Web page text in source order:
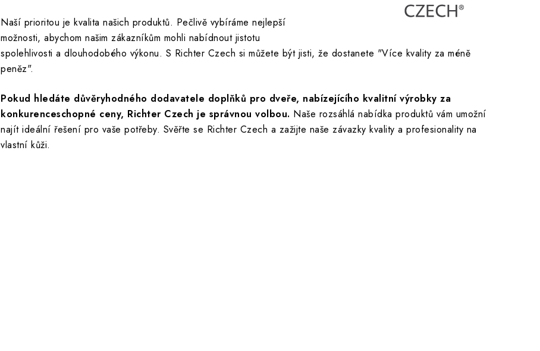
Naší prioritou je kvalita našich produktů. Pečlivě vybíráme nejlepší
možnosti, abychom našim zákazníkům mohli nabídnout jistotu
spolehlivosti a dlouhodobého výkonu. S Richter Czech si můžete být jisti, že dostanete "Více kvality za méně
peněz".
Pokud hledáte důvěryhodného dodavatele doplňků pro dveře, nabízejícího kvalitní výrobky za
konkurenceschopné ceny, Richter Czech je správnou volbou. Naše rozsáhlá nabídka produktů vám umožní
najít ideální řešení pro vaše potřeby. Svěřte se Richter Czech a zažijte naše závazky kvality a profesionality na
vlastní kůži.